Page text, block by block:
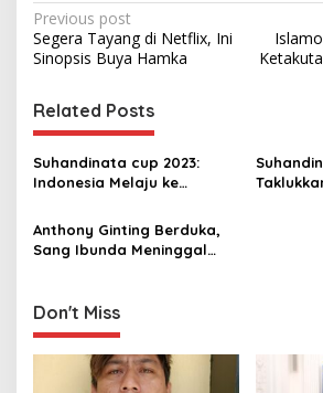
P
o
t
n
a
i
a
t
i
Previous post
Segera Tayang di Netflix, Ini
Sinopsis Buya Hamka
Related Posts
Suhandinata cup 2023:
Indonesia Melaju ke
Anthony Ginting Berduka,
Sang Ibunda Meninggal
Don't Miss